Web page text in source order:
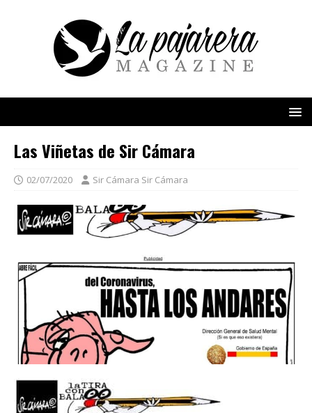
Las Viñetas de Sir Cámara
02/07/2020 Sir Cámara Sir Cámara